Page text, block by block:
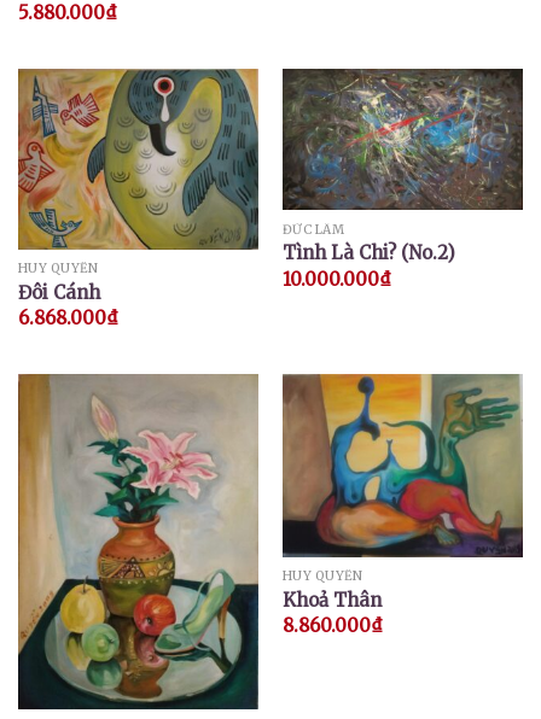
5.880.000₫
HUY QUYỂN
Đôi Cánh
6.868.000₫
ĐỨC LÂM
Tình Là Chi? (No.2)
10.000.000₫
HUY QUYỂN
Khoả Thân
8.860.000₫